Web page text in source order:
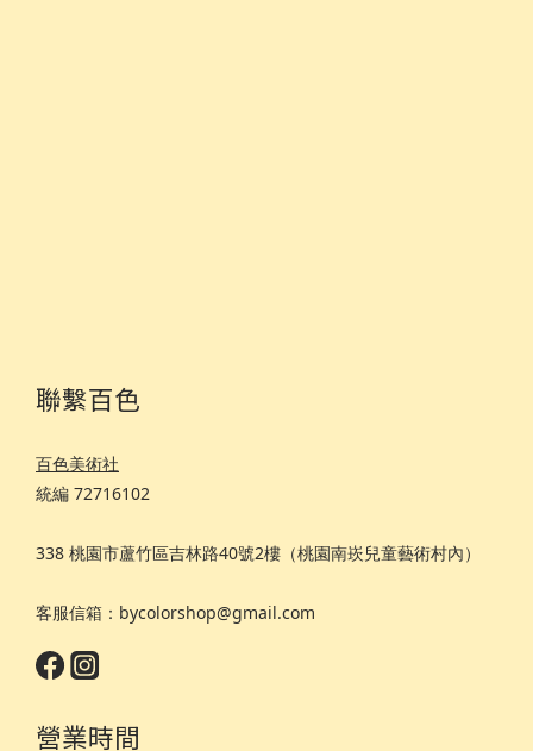
聯繫百色
百色美術社
統編 72716102
338 桃園市蘆竹區吉林路40號2樓（桃園南崁兒童藝術村內）
客服信箱：bycolorshop@gmail.com
營業時間